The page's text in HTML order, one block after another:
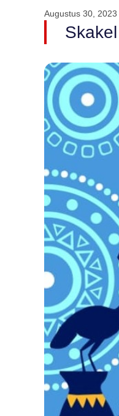
Augustus 30, 2023